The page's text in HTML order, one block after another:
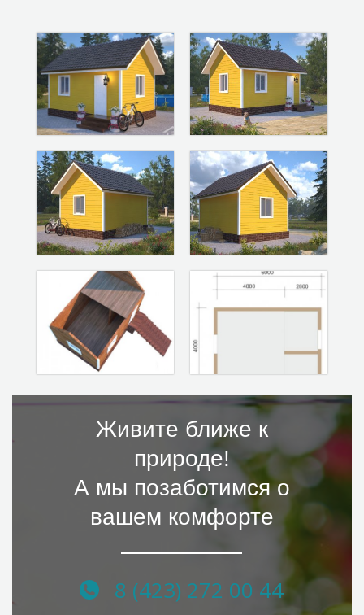
Живите ближе к
природе!
А мы позаботимся о
вашем комфорте
8 (423) 272 00 44